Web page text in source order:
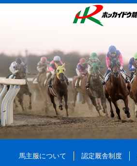
馬主服について 認定厩舎制度